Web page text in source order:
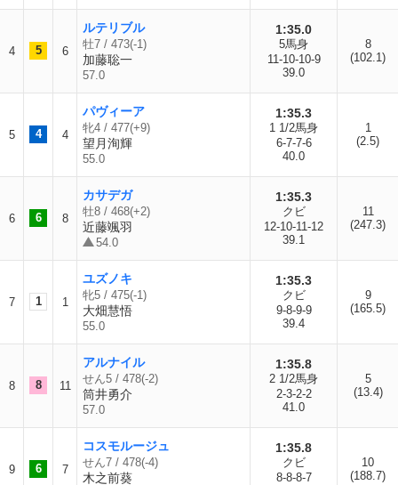
4 5 6
ルテリブル
牡7 / 473(-1)
加藤聡一
57.0
1:35.0
5馬身
11-10-10-9
39.0
8
(102.1)
5 4 4
パヴィーア
牝4 / 477(+9)
望月洵輝
55.0
1:35.3
1 1/2馬身
6-7-7-6
40.0
1
(2.5)
6 6 8
カサデガ
牡8 / 468(+2)
近藤颯羽
54.0
1:35.3
クビ
12-10-11-12
39.1
11
(247.3)
7 1 1
ユズノキ
牝5 / 475(-1)
大畑慧悟
55.0
1:35.3
クビ
9-8-9-9
39.4
9
(165.5)
8 8 11
アルナイル
せん5 / 478(-2)
筒井勇介
57.0
1:35.8
2 1/2馬身
2-3-2-2
41.0
5
(13.4)
9 6 7
コスモルージュ
せん7 / 478(-4)
木之前葵
1:35.8
クビ
8-8-8-7
10
(188.7)